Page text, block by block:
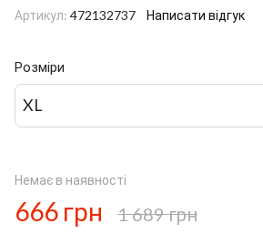
Артикул: 472132737 Написати відгук
Розміри
XL
Немає в наявності
666 грн 1 689 грн